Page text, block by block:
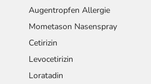
Augentropfen Allergie
Mometason Nasenspray
Cetirizin
Levocetirizin
Loratadin